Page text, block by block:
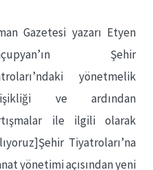
Gazetesi yazarı Etyen
Şehir
yönetmelik
ve ardından
ile ilgili olarak
Tiyatroları’na
yönetimi açısından yeni